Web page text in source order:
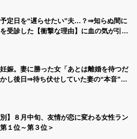
定日を“遅らせたい”夫…？⇒知らぬ間に
受診した【衝撃な理由】に血の気が引い
娠。妻に勝った女「あとは離婚を待つだ
し後日⇒待ち伏せしていた妻の“本音”に
別】８月中旬、友情が恋に変わる女性ラン
１位～第３位＞